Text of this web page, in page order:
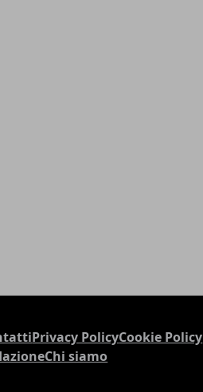
Privacy PolicyCookie Policy
Chi siamo